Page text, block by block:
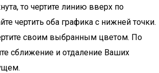
то чертите линию вверх по
чертить оба графика с нижней точки.
своим выбранным цветом. По
сближение и отдаление Ваших